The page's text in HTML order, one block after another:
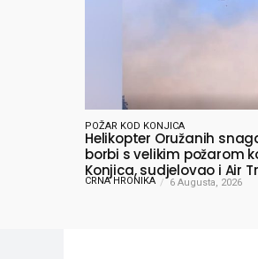
POŽAR KOD KONJICA
Helikopter Oružanih
borbi s velikim požarom
Konjica, sudjelovao i Air
CRNA HRONIKA 6 Augusta, 2026